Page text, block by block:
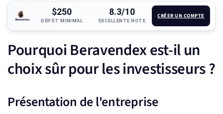
$250
DÉPÔT MINIMAL
8.3/10
EXCELLENTE NOTE
CRÉER UN COMPTE
Pourquoi Beravendex est-il un
choix sûr pour les investisseurs ?
Présentation de l'entreprise